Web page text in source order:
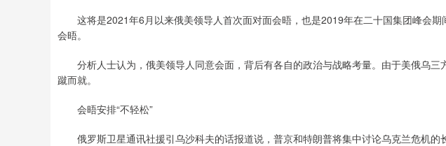
这将是2021年6月以来俄美领导人首次面对面会晤，也是2019年在二十国集团峰会期
会晤。
分析人士认为，俄美领导人同意会面，背后有各自的政治与战略考量。由于美俄乌三
蹴而就。
会晤安排“不轻松”
俄罗斯卫星通讯社援引乌沙科夫的话报道说，普京和特朗普将集中讨论乌克兰危机的